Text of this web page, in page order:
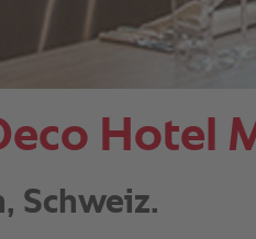
Hotel
Schweiz.